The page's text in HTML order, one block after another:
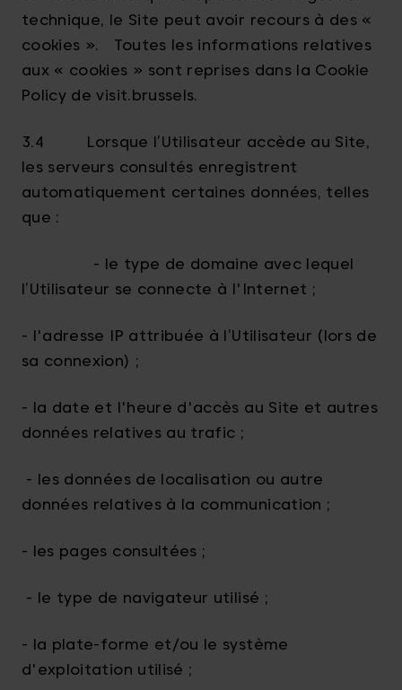
technique, le Site peut avoir recours à des «
cookies ». Toutes les informations relatives
aux « cookies » sont reprises dans la Cookie
Policy de visit.brussels.
3.4 Lorsque l’Utilisateur accède au Site,
les serveurs consultés enregistrent
automatiquement certaines données, telles
que :
- le type de domaine avec lequel
l’Utilisateur se connecte à l'Internet ;
- l'adresse IP attribuée à l’Utilisateur (lors de
sa connexion) ;
- la date et l'heure d'accès au Site et autres
données relatives au trafic ;
- les données de localisation ou autre
données relatives à la communication ;
- les pages consultées ;
- le type de navigateur utilisé ;
- la plate-forme et/ou le système
d'exploitation utilisé ;